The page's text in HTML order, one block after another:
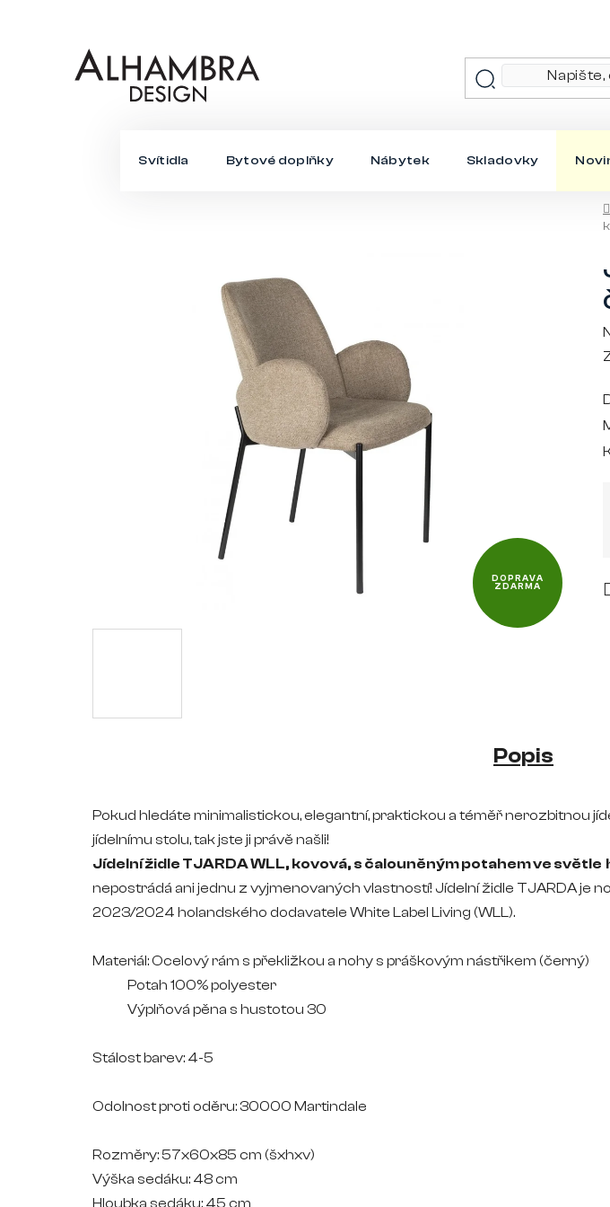
Svítidla Bytové doplňky Nábytek Skladovky
z
DOPRAVA
ZDARMA
Popis
Pokud hledáte minimalistickou, elegantní, praktickou a téměř nerozbitnou
jídelnímu stolu, tak jste ji právě našli!
Jídelní židle TJARDA WLL, kovová, s čalouněným potahem ve světle
nepostrádá ani jednu z vyjmenovaných vlastností! Jídelní židle TJARDA je
2023/2024 holandského dodavatele White Label Living (WLL).
Materiál: Ocelový rám s překližkou a nohy s práškovým nástřikem (černý)
Potah 100% polyester
Výplňová pěna s hustotou 30
Stálost barev: 4-5
Odolnost proti oděru: 30000 Martindale
Rozměry: 57x60x85 cm (šxhxv)
Výška sedáku: 48 cm
Hloubka sedáku: 45 cm